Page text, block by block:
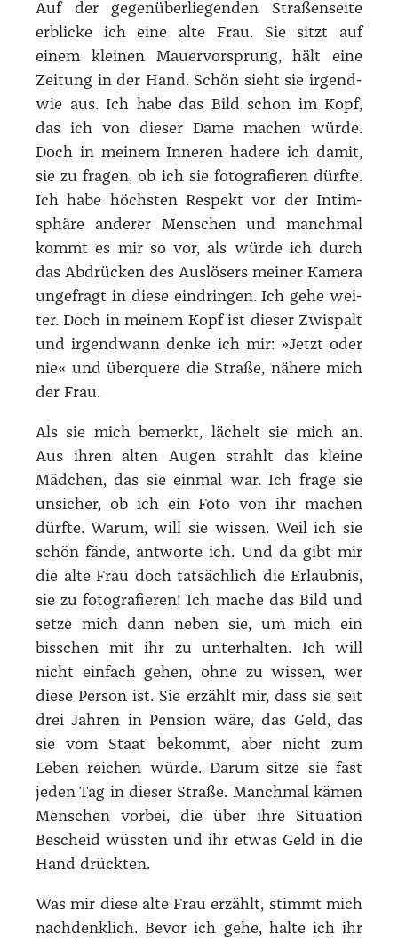
Auf der gegen­über­lie­gen­den Stra­ßen­sei­te
erbli­cke ich eine alte Frau. Sie sitzt auf
einem klei­nen Mau­er­vor­sprung, hält eine
Zei­tung in der Hand. Schön sieht sie irgend­
wie aus. Ich habe das Bild schon im Kopf,
das ich von die­ser Dame machen wür­de.
Doch in mei­nem Inne­ren hade­re ich damit,
sie zu fra­gen, ob ich sie foto­gra­fie­ren dürf­te.
Ich habe höchs­ten Respekt vor der Intim­
sphä­re ande­rer Men­schen und manch­mal
kommt es mir so vor, als wür­de ich durch
das Abdrü­cken des Aus­lö­sers mei­ner Kame­ra
unge­fragt in die­se ein­drin­gen. Ich gehe wei­
ter. Doch in mei­nem Kopf ist die­ser Zwi­spalt
und irgend­wann den­ke ich mir: »Jetzt oder
nie« und über­que­re die Stra­ße, nähe­re mich
der Frau.
Als sie mich bemerkt, lächelt sie mich an.
Aus ihren alten Augen strahlt das klei­ne
Mäd­chen, das sie ein­mal war. Ich fra­ge sie
unsi­cher, ob ich ein Foto von ihr machen
dürf­te. War­um, will sie wis­sen. Weil ich sie
schön fän­de, ant­wor­te ich. Und da gibt mir
die alte Frau doch tat­säch­lich die Erlaub­nis,
sie zu foto­gra­fie­ren! Ich mache das Bild und
set­ze mich dann neben sie, um mich ein
biss­chen mit ihr zu unter­hal­ten. Ich will
nicht ein­fach gehen, ohne zu wis­sen, wer
die­se Per­son ist. Sie erzählt mir, dass sie seit
drei Jah­ren in Pen­si­on wäre, das Geld, das
sie vom Staat bekommt, aber nicht zum
Leben rei­chen wür­de. Dar­um sit­ze sie fast
jeden Tag in die­ser Stra­ße. Manch­mal kämen
Men­schen vor­bei, die über ihre Situa­ti­on
Bescheid wüss­ten und ihr etwas Geld in die
Hand drück­ten.
Was mir die­se alte Frau erzählt, stimmt mich
nach­denk­lich. Bevor ich gehe, hal­te ich ihr